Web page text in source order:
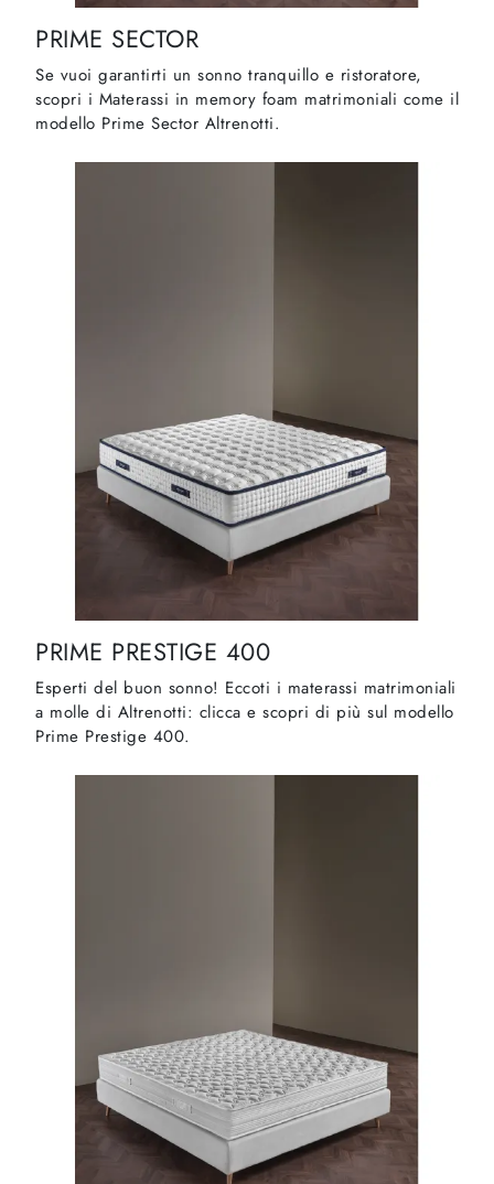
PRIME SECTOR
Se vuoi garantirti un sonno tranquillo e ristoratore,
scopri i Materassi in memory foam matrimoniali come il
modello Prime Sector Altrenotti.
PRIME PRESTIGE 400
Esperti del buon sonno! Eccoti i materassi matrimoniali
a molle di Altrenotti: clicca e scopri di più sul modello
Prime Prestige 400.